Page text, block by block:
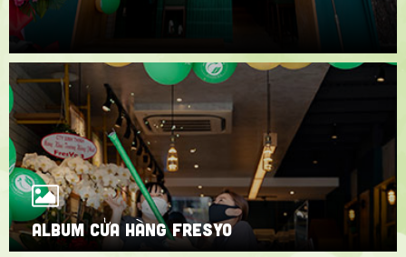
ALBUM CỬA HÀNG FRESYO